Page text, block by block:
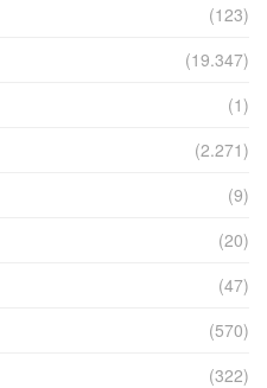
(123)
(19.347)
(1)
(2.271)
(9)
(20)
(47)
(570)
(322)